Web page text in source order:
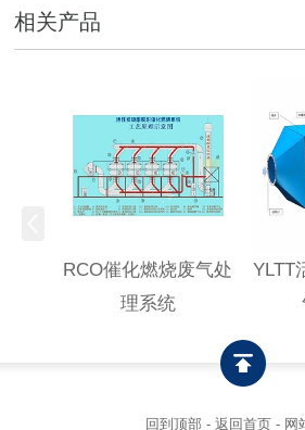
相关产品
RCO催化燃烧废气处
理系统
YLTT
回到顶部 - 返回首页 - 网